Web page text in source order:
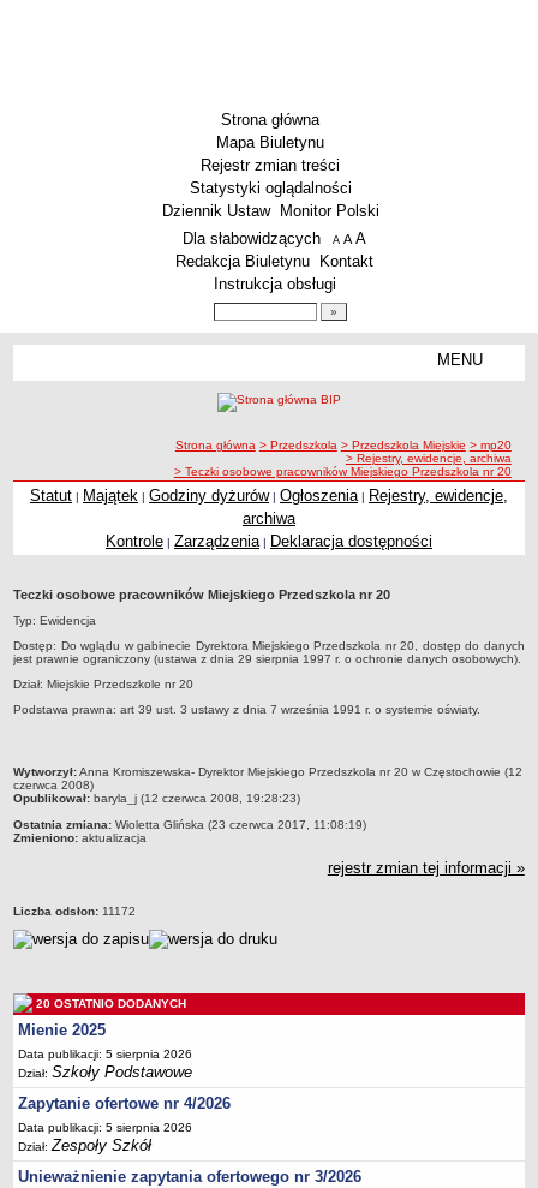
Strona główna
Mapa Biuletynu
Rejestr zmian treści
Statystyki oglądalności
Dziennik Ustaw
Monitor Polski
Menu dodatkowe
Dla słabowidzących A pomniejsz czcionkę
A standardowy rozmiar czcionki
A
Redakcja Biuletynu
Kontakt
Instrukcja obsługi
MENU
Zespoły Szkół
Techniczne Zakłady Naukowe
PRZEDSZKOLA
ARCHIWUM SZKÓŁ I PLACÓWEK
Zlikwidowane gimnazja
Przekształcone szkoły i placówki
Wielofunkcyjna Placówka
SPECJALNE OŚRODKI SZKOLNO-WYCHOWAWCZE
Specjalny Ośrodek nr 5
BURSA MIEJSKA
Dane podstawowe
Statut
Godziny dyżurów
Ogłoszenie
Kontrole
Rejestry, ewidencje, archiwa
Sprawozdania
Deklaracja dostępności
PORADNIE PSYCHOLOGICZNO-PEDAGOGICZNE
Zespół Poradni
BIURO FINANSÓW OŚWIATY
ścieżka nawigacji
Strona główna > Przedszkola > Przedszkola Miejskie > mp20
> Rejestry, ewidencje, archiwa
> Teczki osobowe pracowników Miejskiego Przedszkola nr 20
Statut | Majątek | Godziny dyżurów| Ogłoszenia | Rejestry, ewidencje,
archiwa
Kontrole | Zarządzenia | Deklaracja dostępności
Teczki osobowe pracowników Miejskiego Przedszkola nr 20
Typ: Ewidencja
Dostęp: Do wglądu w gabinecie Dyrektora Miejskiego Przedszkola nr 20, dostęp do danych
jest prawnie ograniczony (ustawa z dnia 29 sierpnia 1997 r. o ochronie danych osobowych).
Dział: Miejskie Przedszkole nr 20
Podstawa prawna: art 39 ust. 3 ustawy z dnia 7 września 1991 r. o systemie oświaty.
metryczka
Wytworzył:Anna Kromiszewska- Dyrektor Miejskiego Przedszkola nr 20 w Częstochowie (12
czerwca 2008)
Opublikował: baryla_j (12 czerwca 2008, 19:28:23)
Ostatnia zmiana: Wioletta Glińska (23 czerwca 2017, 11:08:19)
Zmieniono: aktualizacja
rejestr zmian tej informacji »
Liczba odsłon: 11172
20 OSTATNIO DODANYCH
Mienie 2025
Data publikacji: 5 sierpnia 2026
Dział:Szkoły Podstawowe
Zapytanie ofertowe nr 4/2026
Data publikacji: 5 sierpnia 2026
Dział:Zespoły Szkół
Unieważnienie zapytania ofertowego nr 3/2026